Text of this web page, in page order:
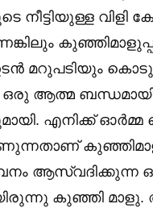
നീട്ടിയുള്ള വിളി
ഉടന്‍ മറുപടിയും
ആത്മ
എനിക്ക് ഓർമ്മ
ആസ്വദിക്കുന്ന
കുഞ്ഞി മാളു.